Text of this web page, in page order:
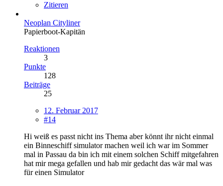
Zitieren
Neoplan Cityliner
Papierboot-Kapitän
Reaktionen
3
Punkte
128
Beiträge
25
12. Februar 2017
#14
Hi weiß es passt nicht ins Thema aber könnt ihr nicht einmal
ein Binneschiff simulator machen weil ich war im Sommer
mal in Passau da bin ich mit einem solchen Schiff mitgefahren
hat mir mega gefallen und hab mir gedacht das wär mal was
für einen Simulator